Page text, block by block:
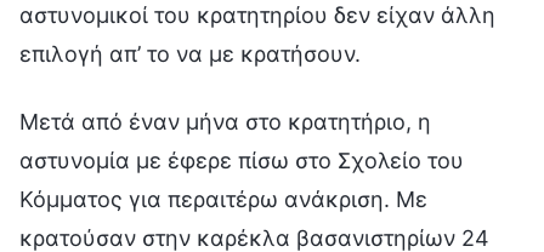
αστυνομικοί του κρατητηρίου δεν είχαν άλλη
επιλογή απ’ το να με κρατήσουν.
Μετά από έναν μήνα στο κρατητήριο, η
αστυνομία με έφερε πίσω στο Σχολείο του
Κόμματος για περαιτέρω ανάκριση. Με
κρατούσαν στην καρέκλα βασανιστηρίων 24